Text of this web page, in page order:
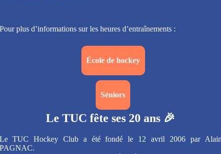
plus d’informations sur les heures d’entraînements :
École de hockey
Séniors
Le TUC fête ses 20 ans 🎉
TUC Hockey Club a été fondé le 12 avril 2006 par